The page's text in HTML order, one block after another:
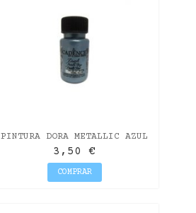
PINTURA DORA METALLIC AZUL
MAREA 50ML
3,50 €
COMPRAR